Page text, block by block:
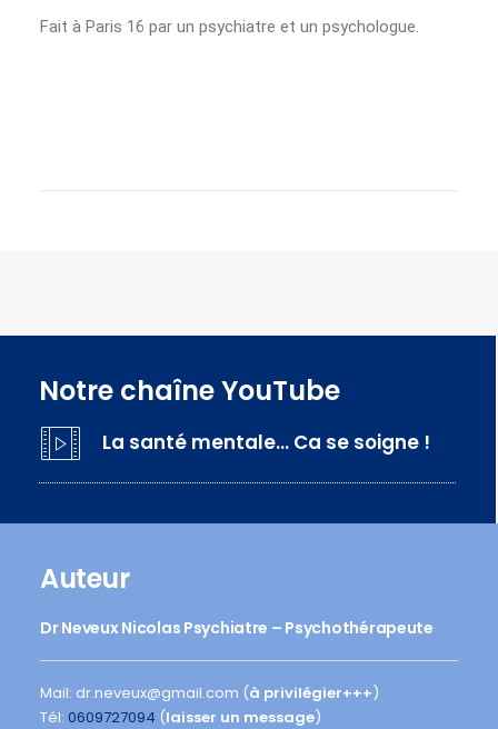
Fait à Paris 16 par un psychiatre et un psychologue.
Notre chaîne YouTube
La santé mentale… Ca se soigne !
Auteur
Dr Neveux Nicolas Psychiatre – Psychothérapeute
Mail: dr.neveux@gmail.com (à privilégier+++)
Tél: 0609727094 (laisser un message)